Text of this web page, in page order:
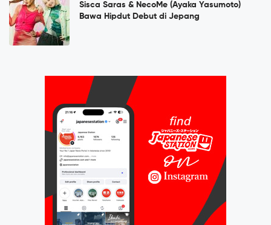
Sisca Saras & NecoMe (Ayaka Yasumoto)
Bawa Hipdut Debut di Jepang